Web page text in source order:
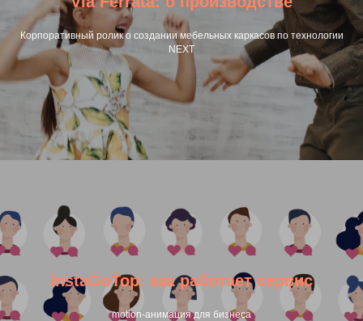
Корпоративный ролик о создании мебельных каркасов по технологии
NEXT
InstaGoTop: как работает сервис
motion-анимация для бизнеса